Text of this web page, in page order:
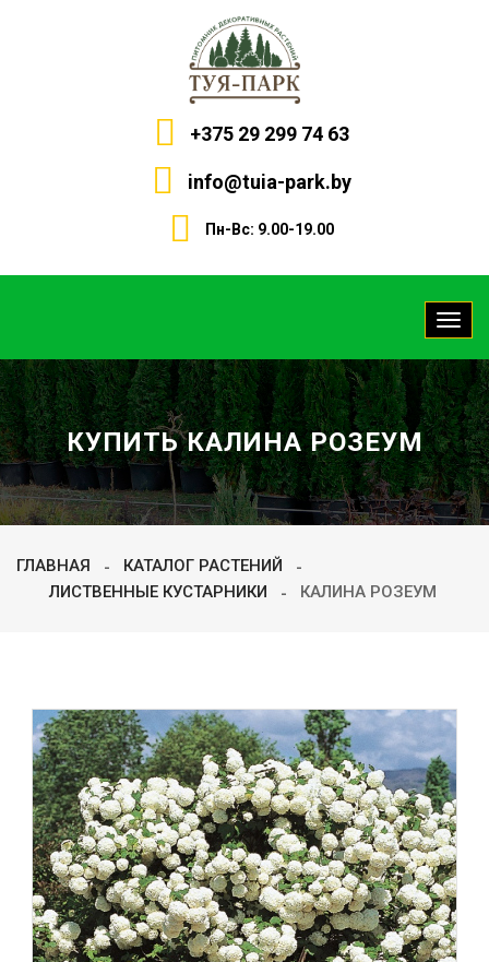
+375 29 299 74 63
info@tuia-park.by
Пн-Вс: 9.00-19.00
КУПИТЬ КАЛИНА РОЗЕУМ
ГЛАВНАЯ
КАТАЛОГ РАСТЕНИЙ
ЛИСТВЕННЫЕ КУСТАРНИКИ
КАЛИНА РОЗЕУМ